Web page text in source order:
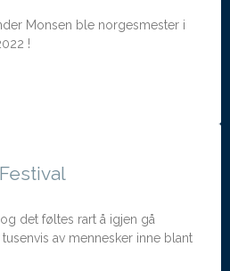
Monsen ble norgesmester i
!
det føltes rart å igjen gå
av mennesker inne blant